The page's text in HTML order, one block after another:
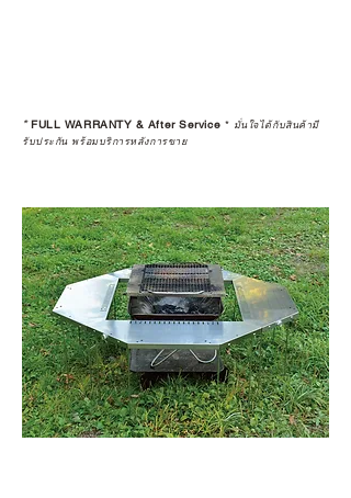
*FULL WARRANTY & After Service * มั่นใจได้กับสินค้ามี
รับประกัน พร้อมบริการหลังการขาย